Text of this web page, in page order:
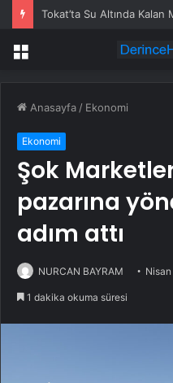
Tokat’ta Su Altında Kalan
Menü
Anasayfa / Ekonomi
Ekonomi
Şok
pazarına
adım attı
NURCAN BAYRAM
1 dakika okuma süresi